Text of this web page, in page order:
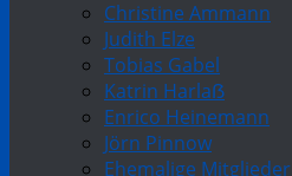
Christine Ammann
Judith Elze
Tobias Gabel
Katrin Harlaẞ
Enrico Heinemann
Jörn Pinnow
Ehemalige Mitglieder